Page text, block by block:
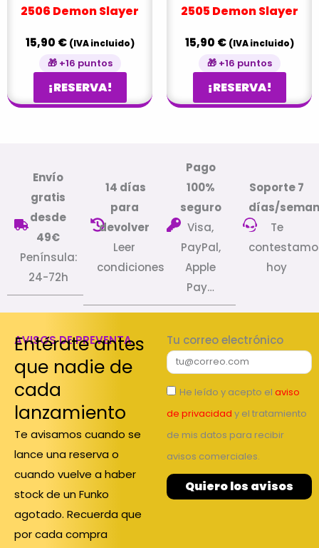
2506 Demon Slayer
15,90 € (IVA incluido)
🎁 +16 puntos
¡RESERVA!
2505 Demon Slayer
15,90 € (IVA incluido)
🎁 +16 puntos
¡RESERVA!
Envío
gratis
desde
49€
Península:
24-72h
14 días
para
devolver
Leer
condiciones
Pago
100%
seguro
Visa,
PayPal,
Apple
Pay…
Soporte 7
días/
Te
hoy
AVISOS DE PREVENTA
Entérate antes
que nadie de
cada
lanzamiento
Te avisamos cuando se
lance una reserva o
cuando vuelve a haber
stock de un Funko
agotado. Recuerda que
por cada compra
Tu correo electrónico
He leído y acepto el aviso
de privacidad y el tratamiento
de mis datos para recibir
avisos comerciales.
Quiero los avisos